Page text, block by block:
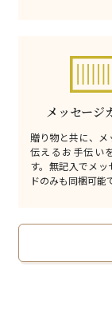
メッセージ
贈り物と共に、メ
伝えるお手伝い
す。無記入でメッ
ドのみも同梱可能